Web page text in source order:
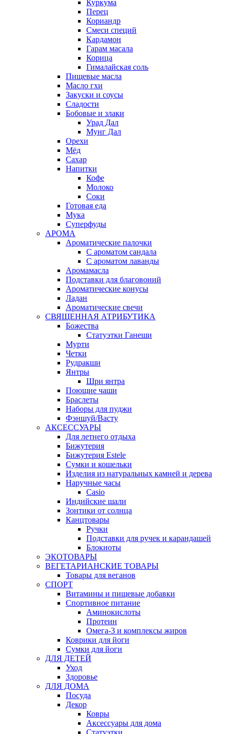
Куркума
Перец
Кориандр
Смеси специй
Кардамон
Гарам масала
Корица
Гималайская соль
Пищевые масла
Масло гхи
Закуски и соусы
Сладости
Бобовые и злаки
Урад Дал
Мунг Дал
Орехи
Мёд
Сахар
Напитки
Кофе
Молоко
Соки
Готовая еда
Мука
Суперфуды
АРОМА
Ароматические палочки
С ароматом сандала
С ароматом лаванды
Аромамасла
Подставки для благовоний
Ароматические конусы
Ладан
Ароматические свечи
СВЯЩЕННАЯ АТРИБУТИКА
Божества
Статуэтки Ганеши
Мурти
Четки
Рудракши
Янтры
Шри янтра
Поющие чаши
Браслеты
Наборы для пуджи
Фэншуй/Васту
АКСЕССУАРЫ
Для летнего отдыха
Бижутерия
Бижутерия Estele
Сумки и кошельки
Изделия из натуральных камней и дерева
Наручные часы
Casio
Индийские шали
Зонтики от солнца
Канцтовары
Ручки
Подставки для ручек и карандашей
Блокноты
ЭКОТОВАРЫ
ВЕГЕТАРИАНСКИЕ ТОВАРЫ
Товары для веганов
СПОРТ
Витамины и пищевые добавки
Спортивное питание
Аминокислоты
Протеин
Омега-3 и комплексы жиров
Коврики для йоги
Сумки для йоги
ДЛЯ ДЕТЕЙ
Уход
Здоровье
ДЛЯ ДОМА
Посуда
Декор
Ковры
Аксессуары для дома
Статуэтки